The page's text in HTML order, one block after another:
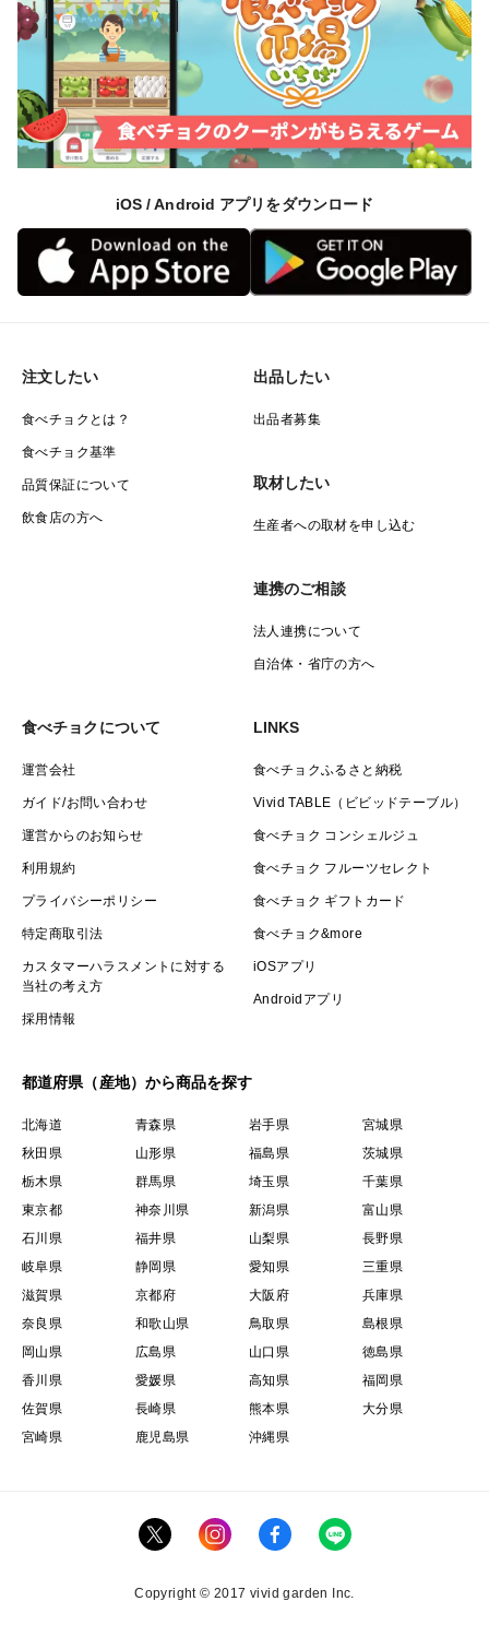
iOS / Android アプリをダウンロード
注文したい
食べチョクとは？
食べチョク基準
品質保証について
飲食店の方へ
出品したい
出品者募集
取材したい
生産者への取材を申し込む
連携のご相談
法人連携について
自治体・省庁の方へ
食べチョクについて
運営会社
ガイド/お問い合わせ
運営からのお知らせ
利用規約
プライバシーポリシー
特定商取引法
カスタマーハラスメントに対する
当社の考え方
採用情報
LINKS
食べチョクふるさと納税
Vivid TABLE（ビビッドテーブル）
食べチョク コンシェルジュ
食べチョク フルーツセレクト
食べチョク ギフトカード
食べチョク&more
iOSアプリ
Androidアプリ
都道府県（産地）から商品を探す
北海道 青森県 岩手県
宮城県
秋田県
山形県 福島県
茨城県
栃木県
群馬県 埼玉県
千葉県
東京都
神奈川県 新潟県
富山県
石川県
福井県 山梨県
長野県
岐阜県
静岡県 愛知県
三重県
滋賀県
京都府 大阪府
兵庫県
奈良県
和歌山県 鳥取県
島根県
岡山県
広島県 山口県
徳島県
香川県
愛媛県 高知県
福岡県
佐賀県
長崎県 熊本県
大分県
宮崎県
鹿児島県 沖縄県
Copyright © 2017 vivid garden Inc.